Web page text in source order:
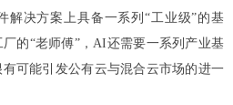
解决方案上具备一系列“工业级”的基
的“老师傅”，AI还需要一系列产业基
可能引发公有云与混合云市场的进一